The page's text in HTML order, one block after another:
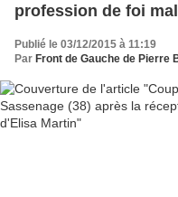
profession de foi
Publié le 03/12/2015 à 11:19
Par Front de Gauche de Pierre